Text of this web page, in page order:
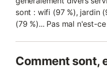
sont : wifi (97 %), jardin
(79 %)... Pas mal n'est-
Comment sont,